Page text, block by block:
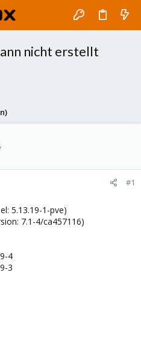
nicht erstellt
#1
5.13.19-1-pve)
7.1-4/ca457116)
4
3